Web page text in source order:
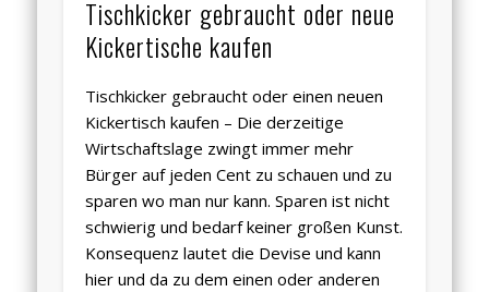
Tischkicker gebraucht oder neue
Kickertische kaufen
Tischkicker gebraucht oder einen neuen
Kickertisch kaufen – Die derzeitige
Wirtschaftslage zwingt immer mehr
Bürger auf jeden Cent zu schauen und zu
sparen wo man nur kann. Sparen ist nicht
schwierig und bedarf keiner großen Kunst.
Konsequenz lautet die Devise und kann
hier und da zu dem einen oder anderen